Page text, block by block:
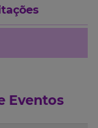
Eventos